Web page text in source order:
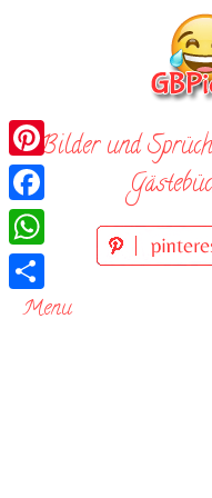
Bilder und
Menu
Pinterest
Facebook
WhatsApp
Teilen